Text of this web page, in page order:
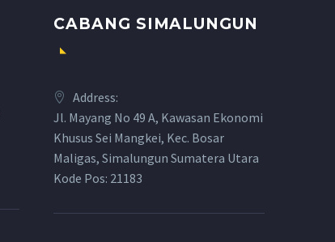
CABANG SIMALUNGUN
Address:
Jl. Mayang No 49 A, Kawasan Ekonomi
Khusus Sei Mangkei, Kec. Bosar
Maligas, Simalungun Sumatera Utara
Kode Pos: 21183